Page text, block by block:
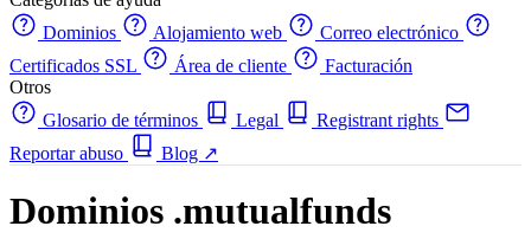
Dominios
Alojamiento web
Correo electrónico
Certificados SSL
Área de cliente
Facturación
Otros
Glosario de términos
Legal
Registrant rights
Reportar abuso
Blog ↗
Dominios .mutualfunds